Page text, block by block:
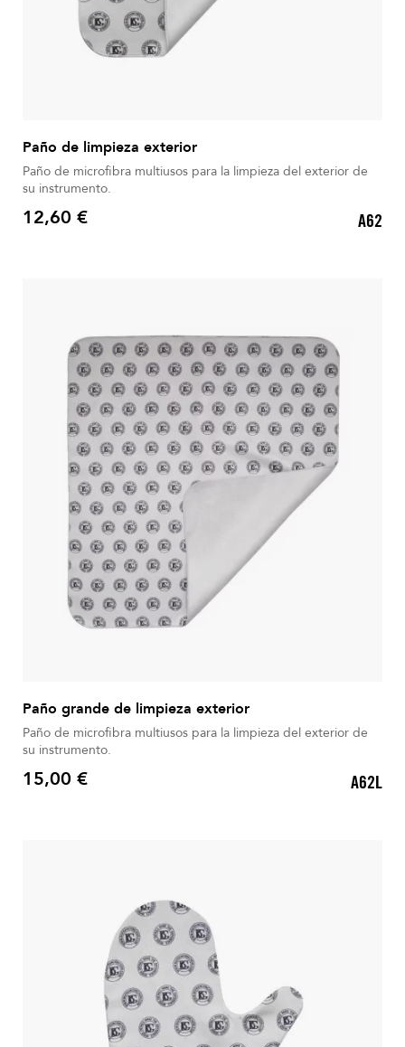
Paño de limpieza exterior
Paño de microfibra multiusos para la limpieza del exterior de
su instrumento.
Precio
12,60 € A62
Paño grande de limpieza exterior
Paño de microfibra multiusos para la limpieza del exterior de
su instrumento.
Precio
15,00 € A62L